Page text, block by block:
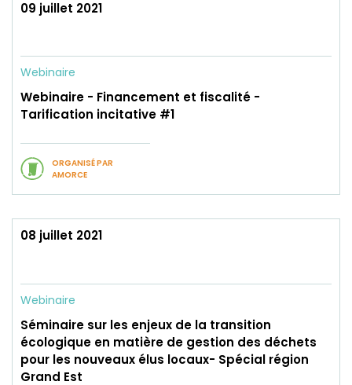
09 juillet 2021
Webinaire
Webinaire - Financement et fiscalité -
Tarification incitative #1
ORGANISÉ PAR
AMORCE
08 juillet 2021
Webinaire
Séminaire sur les enjeux de la transition
écologique en matière de gestion des déchets
pour les nouveaux élus locaux- Spécial région
Grand Est